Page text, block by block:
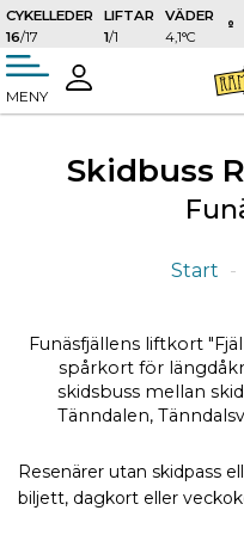
CYKELLEDER
16/17
LIFTAR
1/1
VÄDER
4,1°C
MENY
LOGGA
IN
Skidbuss
Start
Funäsfjällens liftkort
spårkort för
skidsbuss mellan
Tänndalen,
Resenärer utan skidpass
biljett, dagkort eller